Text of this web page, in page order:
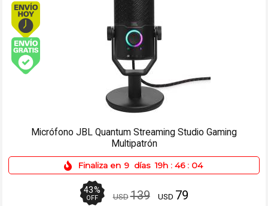
Envío hoy. Comprando antes de 13Hs.
Envío gratis (Ver Envíos y Pagos)
Patineta Eléctrica Hoverboard Bluetooth Celeste
Finaliza en 9 días 19h : 46 : 04
29%
OFF USD199 USD141